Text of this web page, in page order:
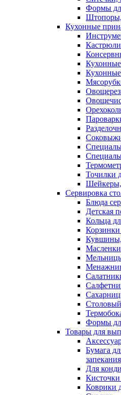
Формы
Кухонные
Точилки
Сервировка
Блюда
Детская
Кольца
Корзинки
Масленки
Столовый
Формы
Товары для
Бумага
запекания
Для
Кисточки
Коврики